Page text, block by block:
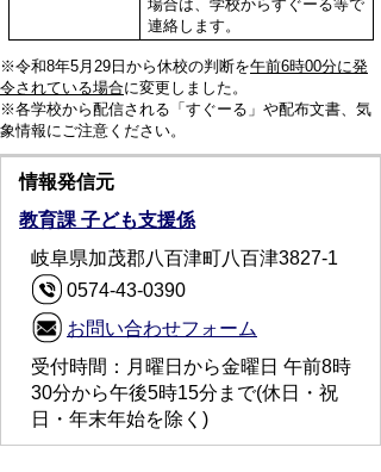
場合は、学校からすぐーる等で
連絡します。
※令和8年5月29日から休校の判断を午前6時00分に発
令されている場合に変更しました。
※各学校から配信される「すぐーる」や配布文書、気
象情報にご注意ください。
情報発信元
教育課 子ども支援係
岐阜県加茂郡八百津町八百津3827-1
0574-43-0390
お問い合わせフォーム
受付時間：月曜日から金曜日 午前8時
30分から午後5時15分まで(休日・祝
日・年末年始を除く)